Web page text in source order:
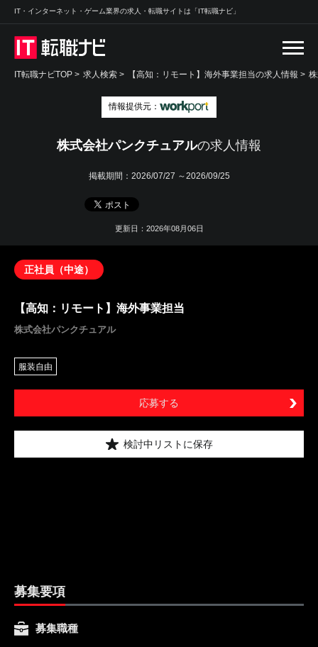
IT・インターネット・ゲーム業界の求人・転職サイトは「IT転職ナビ」
IT転職ナビTOP > 求人検索 > 【高知：リモート】海外事業担当の求人情報 >
情報提供元：
株式会社パンクチュアルの求人情報
掲載期間： 2026/07/27 ～2026/09/25
更新日：2026年08月06日
正社員（中途）
【高知：リモート】海外事業担当
株式会社パンクチュアル
服装自由
応募する
検討中リストに保存
募集要項
募集職種